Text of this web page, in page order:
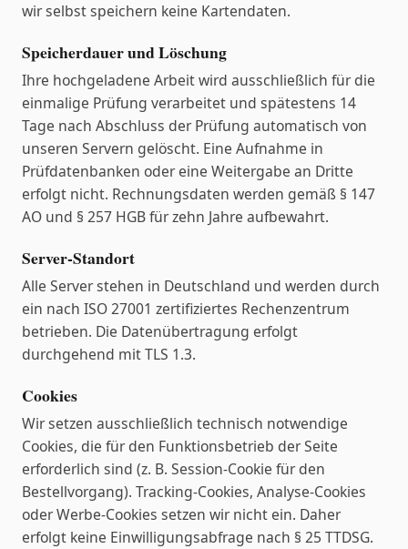
wir selbst speichern keine Kartendaten.
Speicherdauer und Löschung
Ihre hochgeladene Arbeit wird ausschließlich für die
einmalige Prüfung verarbeitet und spätestens 14
Tage nach Abschluss der Prüfung automatisch von
unseren Servern gelöscht. Eine Aufnahme in
Prüfdatenbanken oder eine Weitergabe an Dritte
erfolgt nicht. Rechnungsdaten werden gemäß § 147
AO und § 257 HGB für zehn Jahre aufbewahrt.
Server-Standort
Alle Server stehen in Deutschland und werden durch
ein nach ISO 27001 zertifiziertes Rechenzentrum
betrieben. Die Datenübertragung erfolgt
durchgehend mit TLS 1.3.
Cookies
Wir setzen ausschließlich technisch notwendige
Cookies, die für den Funktionsbetrieb der Seite
erforderlich sind (z. B. Session-Cookie für den
Bestellvorgang). Tracking-Cookies, Analyse-Cookies
oder Werbe-Cookies setzen wir nicht ein. Daher
erfolgt keine Einwilligungsabfrage nach § 25 TTDSG.